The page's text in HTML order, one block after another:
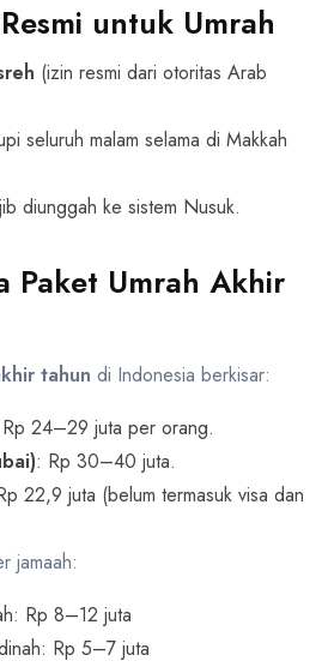
untuk Umrah
(izin resmi dari otoritas Arab
seluruh malam selama di Makkah
diunggah ke sistem Nusuk.
Paket Umrah Akhir
tahun di Indonesia berkisar:
24–29 juta per orang.
: Rp 30–40 juta.
22,9 juta (belum termasuk visa dan
jamaah:
Rp 8–12 juta
Rp 5–7 juta